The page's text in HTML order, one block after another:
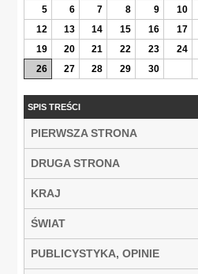
5
6 7 8 9 10
12
13 14 15 16 17
19
20 21 22 23 24
26
27 28 29 30
SPIS TREŚCI
PIERWSZA STRONA
DRUGA STRONA
KRAJ
ŚWIAT
PUBLICYSTYKA, OPINIE